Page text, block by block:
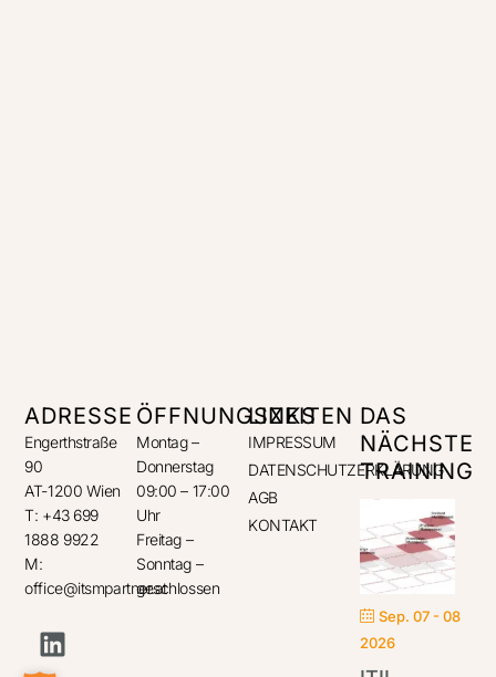
ADRESSE
Engerthstraße
90
AT-1200 Wien
T: +43 699
1888 9922
M:
office@itsmpartner.at
ÖFFNUNGSZEITEN
Montag –
Donnerstag
09:00 – 17:00
Uhr
Freitag –
Sonntag –
geschlossen
LINKS
IMPRESSUM
DATENSCHUTZERKLÄRUNG
AGB
KONTAKT
DAS
NÄCHSTE
TRAINING
Sep. 07 - 08
2026